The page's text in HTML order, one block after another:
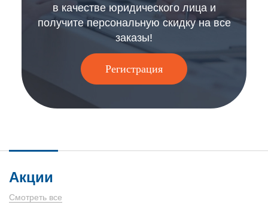
в качестве юридического лица и
получите персональную скидку на все
заказы!
Регистрация
Акции
Смотреть все